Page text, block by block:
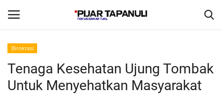
Beranda
Daerah
Birokrasi
Tenaga Kesehatan Ujung Tombak
Untuk Menyehatkan Masyarakat